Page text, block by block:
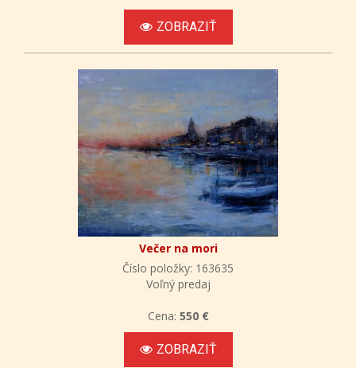
ZOBRAZIŤ
Večer na mori
Číslo položky: 163635
Voľný predaj
Cena: 550 €
ZOBRAZIŤ